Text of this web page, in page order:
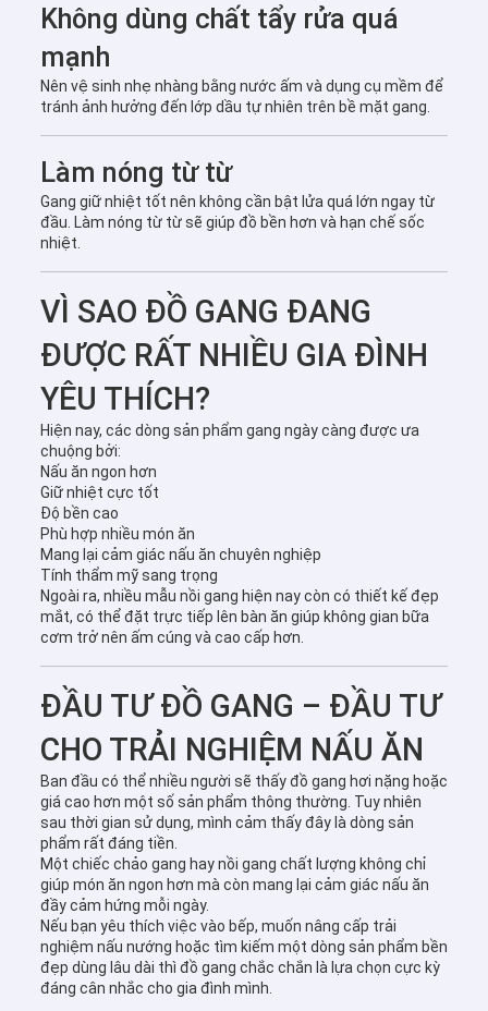
Không dùng chất tẩy rửa quá
mạnh
Nên vệ sinh nhẹ nhàng bằng nước ấm và dụng cụ mềm để
tránh ảnh hưởng đến lớp dầu tự nhiên trên bề mặt gang.
Làm nóng từ từ
Gang giữ nhiệt tốt nên không cần bật lửa quá lớn ngay từ
đầu. Làm nóng từ từ sẽ giúp đồ bền hơn và hạn chế sốc
nhiệt.
VÌ SAO ĐỒ GANG ĐANG
ĐƯỢC RẤT NHIỀU GIA ĐÌNH
YÊU THÍCH?
Hiện nay, các dòng sản phẩm gang ngày càng được ưa
chuộng bởi:
Nấu ăn ngon hơn
Giữ nhiệt cực tốt
Độ bền cao
Phù hợp nhiều món ăn
Mang lại cảm giác nấu ăn chuyên nghiệp
Tính thẩm mỹ sang trọng
Ngoài ra, nhiều mẫu nồi gang hiện nay còn có thiết kế đẹp
mắt, có thể đặt trực tiếp lên bàn ăn giúp không gian bữa
cơm trở nên ấm cúng và cao cấp hơn.
ĐẦU TƯ ĐỒ GANG – ĐẦU TƯ
CHO TRẢI NGHIỆM NẤU ĂN
Ban đầu có thể nhiều người sẽ thấy đồ gang hơi nặng hoặc
giá cao hơn một số sản phẩm thông thường. Tuy nhiên
sau thời gian sử dụng, mình cảm thấy đây là dòng sản
phẩm rất đáng tiền.
Một chiếc chảo gang hay nồi gang chất lượng không chỉ
giúp món ăn ngon hơn mà còn mang lại cảm giác nấu ăn
đầy cảm hứng mỗi ngày.
Nếu bạn yêu thích việc vào bếp, muốn nâng cấp trải
nghiệm nấu nướng hoặc tìm kiếm một dòng sản phẩm bền
đẹp dùng lâu dài thì đồ gang chắc chắn là lựa chọn cực kỳ
đáng cân nhắc cho gia đình mình.